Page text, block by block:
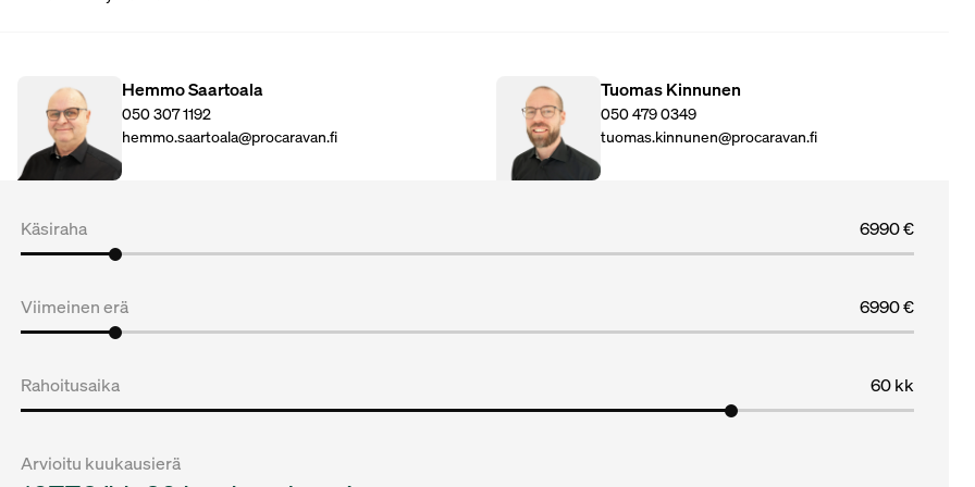
Hemmo Saartoala
050 307 1192
hemmo.saartoala@procaravan.fi
Tuomas Kinnunen
050 479 0349
tuomas.kinnunen@procaravan.fi
Käsiraha 6990 €
Viimeinen erä 6990 €
Rahoitusaika 60 kk
Arvioitu kuukausierä